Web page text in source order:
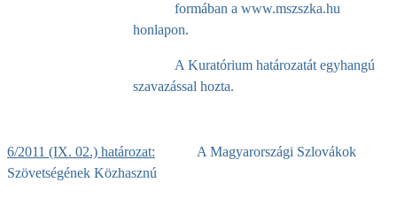
formában a www.mszszka.hu
honlapon.
A Kuratórium határozatát egyhangú
szavazással hozta.
6/2011 (IX. 02.) határozat: A Magyarországi Szlovákok
Szövetségének Közhasznú